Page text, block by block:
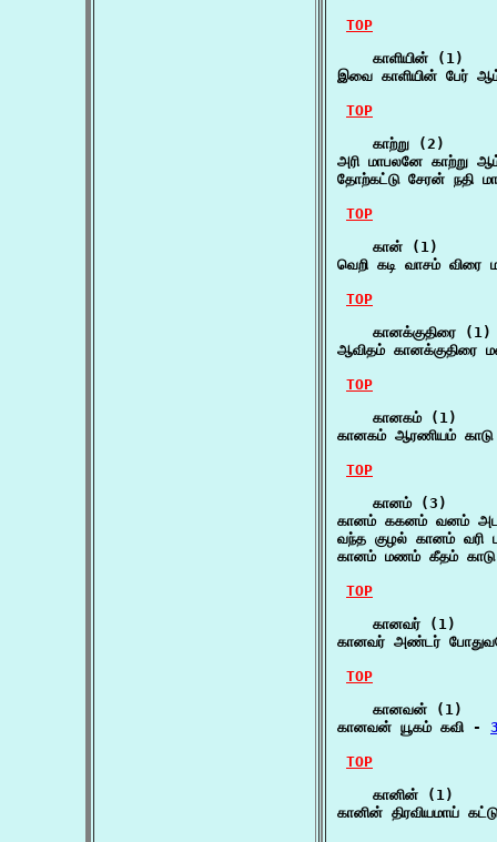
TOP
    காளியின் (1)
இவை காளியின் பேர்
TOP
    காற்று (2)
அரி மாபலனே காற்று
தோற்கட்டு சேரன் நதி
TOP
    கான் (1)
வெறி கடி வாசம்
TOP
    கானக்குதிரை (1)
ஆவிதம்
TOP
    கானகம் (1)
கானகம் ஆரணியம்
TOP
    கானம் (3)
கானம் ககனம் வனம்
வந்த குழல் கானம் வரி
கானம் மணம் கீதம்
TOP
    கானவர் (1)
கானவர் அண்டர்
TOP
    கானவன் (1)
கானவன் யூகம் கவி -
TOP
    கானின் (1)
கானின் திரவியமாய்